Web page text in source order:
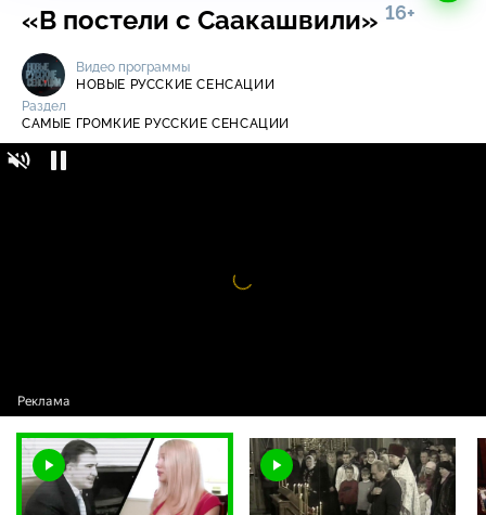
«В постели с Саакашвили» 16+
Видео программы
НОВЫЕ РУССКИЕ СЕНСАЦИИ
Раздел
САМЫЕ ГРОМКИЕ РУССКИЕ СЕНСАЦИИ
Видео
проигрыватель